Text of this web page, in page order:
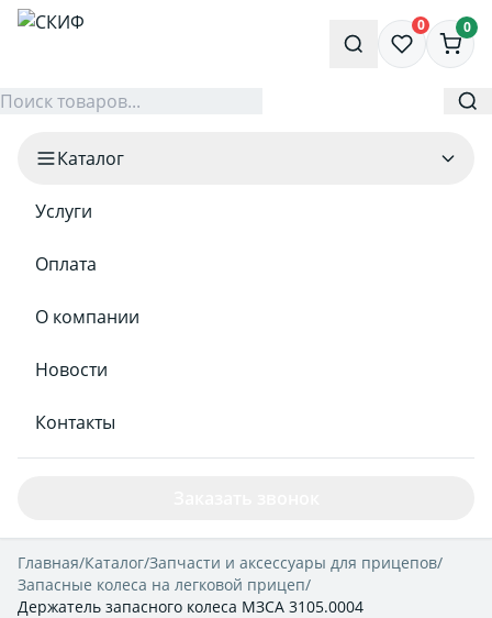
0 0
Каталог
Услуги
Оплата
О компании
Новости
Контакты
Главная/Каталог/Запчасти и аксессуары для прицепов/
Запасные колеса на легковой прицеп/
Держатель запасного колеса МЗСА 3105.0004